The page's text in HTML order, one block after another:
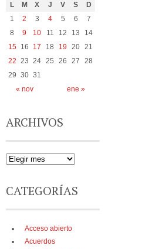
L M X J V S D
« nov ene »
1 2 3 4 5 6
7
8
9 10 11 12 13
14
15
16 17 18 19 20 21
22 23 24 25 26 27
28
29 30 31
ARCHIVOS
CATEGORÍAS
Acceso abierto
Acuerdos